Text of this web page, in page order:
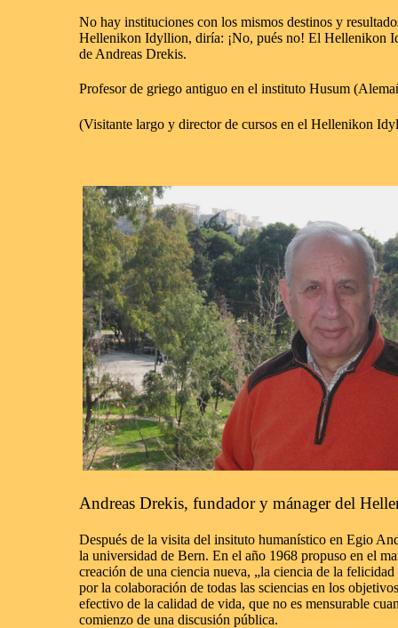
No hay instituciones con los mismos destinos y
Hellenikon Idyllion, diría: ¡No, pués no! El Hellenikon
de Andreas Drekis.
Profesor de griego antiguo en el instituto Husum
(Visitante largo y director de cursos en el Hellenikon
Andreas Drekis, fundador y mánager del
Después de la visita del insituto humanístico en Egio
la universidad de Bern. En el año 1968 propuso en el
creación de una ciencia nueva, „la ciencia de la
por la colaboración de todas las sciencias en los
efectivo de la calidad de vida, que no es mensurable
comienzo de una discusión pública.